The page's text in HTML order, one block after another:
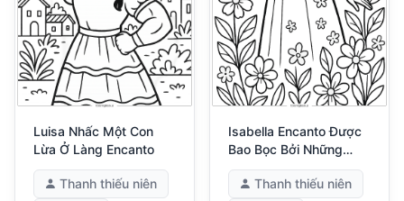
Luisa Nhấc Một Con
Lừa Ở Làng Encanto
Thanh thiếu niên
Isabella Encanto Được
Bao Bọc Bởi Những
Bông Hoa Nở Rộ
Thanh thiếu niên